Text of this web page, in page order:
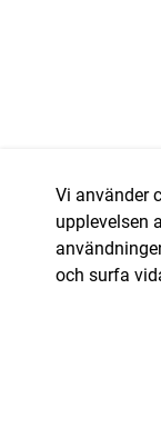
Vi använder
upplevelsen
och surfa